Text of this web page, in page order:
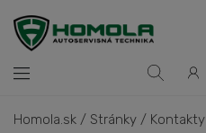
Homola.sk / Stránky /